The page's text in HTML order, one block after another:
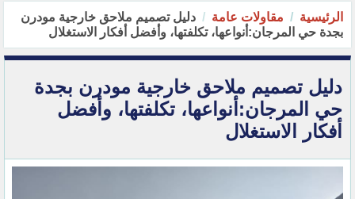
الرئيسية مقاولات عامة
دليل تصميم ملاحق خارجية مودرن
بجدة حي المرجان:أنواعها، تكلفتها، وأفضل أفكار الاستغلال
دليل تصميم ملاحق خارجية مودرن بجدة
حي المرجان:أنواعها، تكلفتها، وأفضل
أفكار الاستغلال